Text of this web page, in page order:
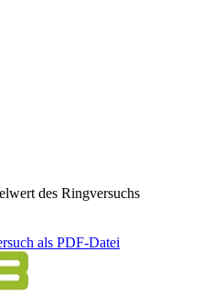
des Ringversuchs
als PDF-Datei